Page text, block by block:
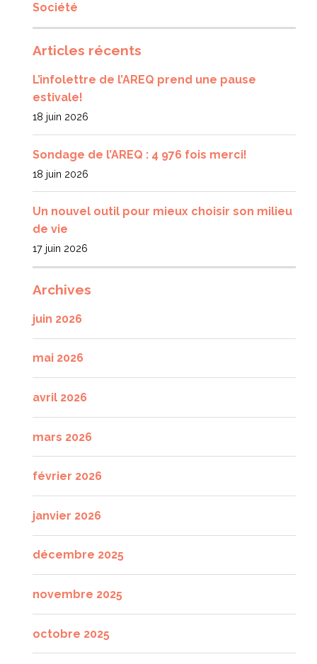
Société
Articles récents
L’infolettre de l’AREQ prend une pause
estivale!
18 juin 2026
Sondage de l’AREQ : 4 976 fois merci!
18 juin 2026
Un nouvel outil pour mieux choisir son milieu
de vie
17 juin 2026
Archives
juin 2026
mai 2026
avril 2026
mars 2026
février 2026
janvier 2026
décembre 2025
novembre 2025
octobre 2025